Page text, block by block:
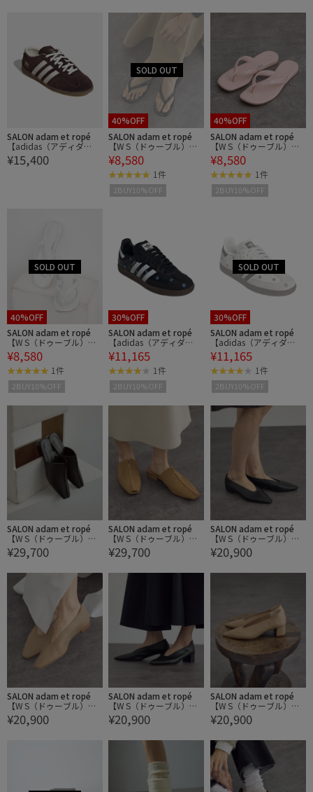
SALON adam et ropé
【adidas（アディダ
ス）】ガゼル ロー プロ /
Gazelle Lo Pro
¥15,400
40%OFF
SALON adam et ropé
【W S（ドゥーブル）】
ナロートングサンダル
¥8,580
1件
2BUY10%OFF
40%OFF
SALON adam et ropé
【W S（ドゥーブル）】
ナロートングサンダル
¥8,580
1件
2BUY10%OFF
40%OFF
SALON adam et ropé
【W S（ドゥーブル）】
ナロートングサンダル
¥8,580
1件
2BUY10%OFF
30%OFF
SALON adam et ropé
【adidas（アディダ
ス）】SAMBA OG W2 /
サンバ
¥11,165
1件
2BUY10%OFF
30%OFF
SALON adam et ropé
【adidas（アディダ
ス）】SAMBA OG W2 /
サンバ
¥11,165
1件
2BUY10%OFF
SALON adam et ropé
【W S（ドゥーブル）】
レザーフラットミュール
¥29,700
SALON adam et ropé
【W S（ドゥーブル）】
レザーフラットミュール
¥29,700
SALON adam et ropé
【W S（ドゥーブル）】
ソフトレザーフラットシ
ューズ
¥20,900
SALON adam et ropé
【W S（ドゥーブル）】
ソフトレザーフラットシ
ューズ
¥20,900
SALON adam et ropé
【W S（ドゥーブル）】
ソフトレザーヒールパン
¥20,900
SALON adam et ropé
【W S（ドゥーブル）】
ソフトレザーヒールパン
¥20,900